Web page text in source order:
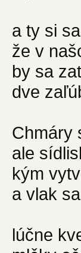
a ty si
že v
by sa
dve
Chmáry
ale
kým
a vlak
lúčne